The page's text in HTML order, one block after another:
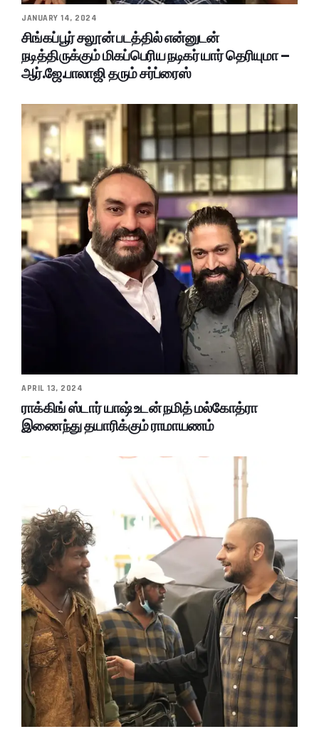
JANUARY 14, 2024
சிங்கப்பூர் சலூன் படத்தில் என்னுடன்
நடித்திருக்கும் மிகப்பெரிய நடிகர் யார் தெரியுமா –
ஆர்.ஜே.பாலாஜி தரும் சர்ப்ரைஸ்
APRIL 13, 2024
ராக்கிங் ஸ்டார் யாஷ் உடன் நமித் மல்கோத்ரா
இணைந்து தயாரிக்கும் ராமாயணம்